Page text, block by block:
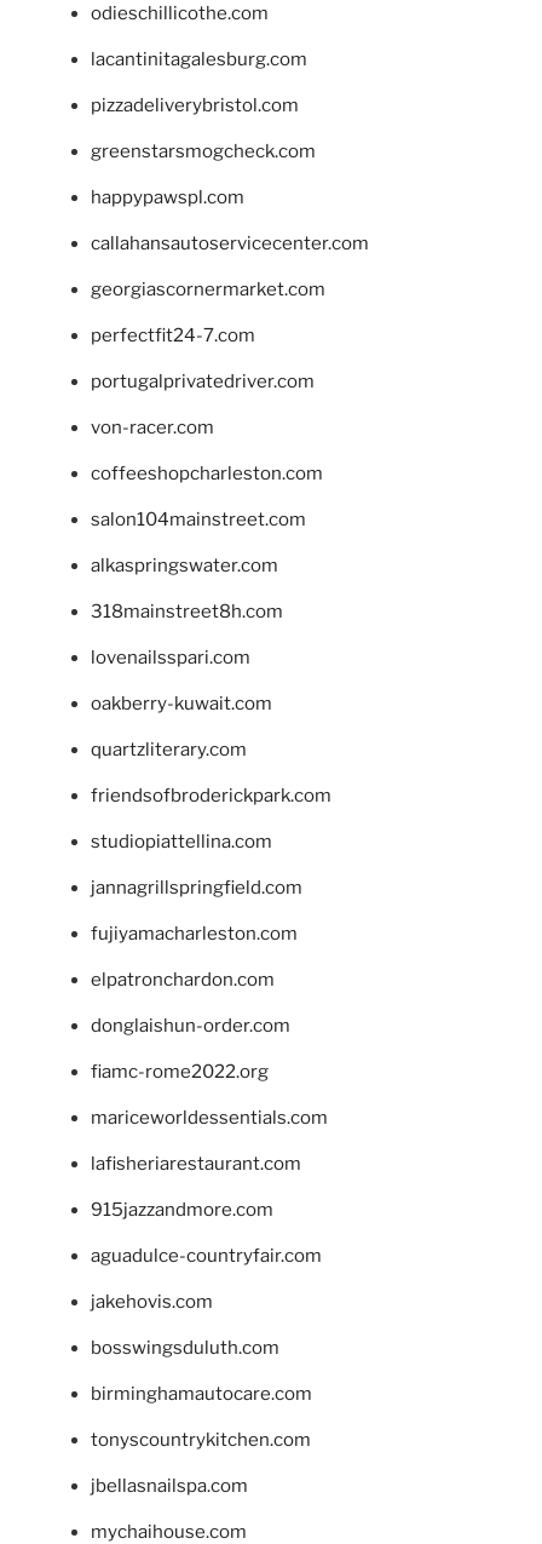
odieschillicothe.com
lacantinitagalesburg.com
pizzadeliverybristol.com
greenstarsmogcheck.com
happypawspl.com
callahansautoservicecenter.com
georgiascornermarket.com
perfectfit24-7.com
portugalprivatedriver.com
von-racer.com
coffeeshopcharleston.com
salon104mainstreet.com
alkaspringswater.com
318mainstreet8h.com
lovenailsspari.com
oakberry-kuwait.com
quartzliterary.com
friendsofbroderickpark.com
studiopiattellina.com
jannagrillspringfield.com
fujiyamacharleston.com
elpatronchardon.com
donglaishun-order.com
fiamc-rome2022.org
mariceworldessentials.com
lafisheriarestaurant.com
915jazzandmore.com
aguadulce-countryfair.com
jakehovis.com
bosswingsduluth.com
birminghamautocare.com
tonyscountrykitchen.com
jbellasnailspa.com
mychaihouse.com